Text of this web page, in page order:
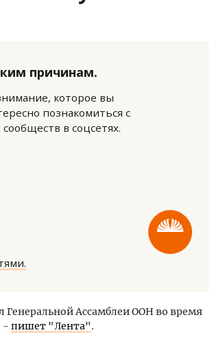
причинам.
которое вы
познакомиться с
в соцсетях.
Генеральной Ассамблеи ООН во время
- пишет "Лента".
с
трендах в фасадах и